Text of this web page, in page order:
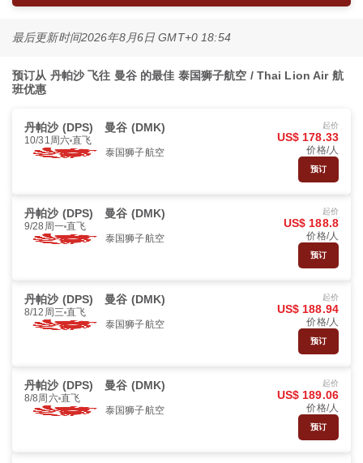
最后更新时间2026年8月6日 GMT+0 18:54
预订从 丹帕沙 飞往 曼谷 的最佳 泰国狮子航空 / Thai Lion Air 航
班优惠
丹帕沙 (DPS) 曼谷 (DMK)
10/31周六 直飞
泰国狮子航空
起价
US$ 178.33
价格/人
预订
丹帕沙 (DPS) 曼谷 (DMK)
9/28周一 直飞
泰国狮子航空
起价
US$ 188.8
价格/人
预订
丹帕沙 (DPS) 曼谷 (DMK)
8/12周三 直飞
泰国狮子航空
起价
US$ 188.94
价格/人
预订
丹帕沙 (DPS) 曼谷 (DMK)
8/8周六 直飞
泰国狮子航空
起价
US$ 189.06
价格/人
预订